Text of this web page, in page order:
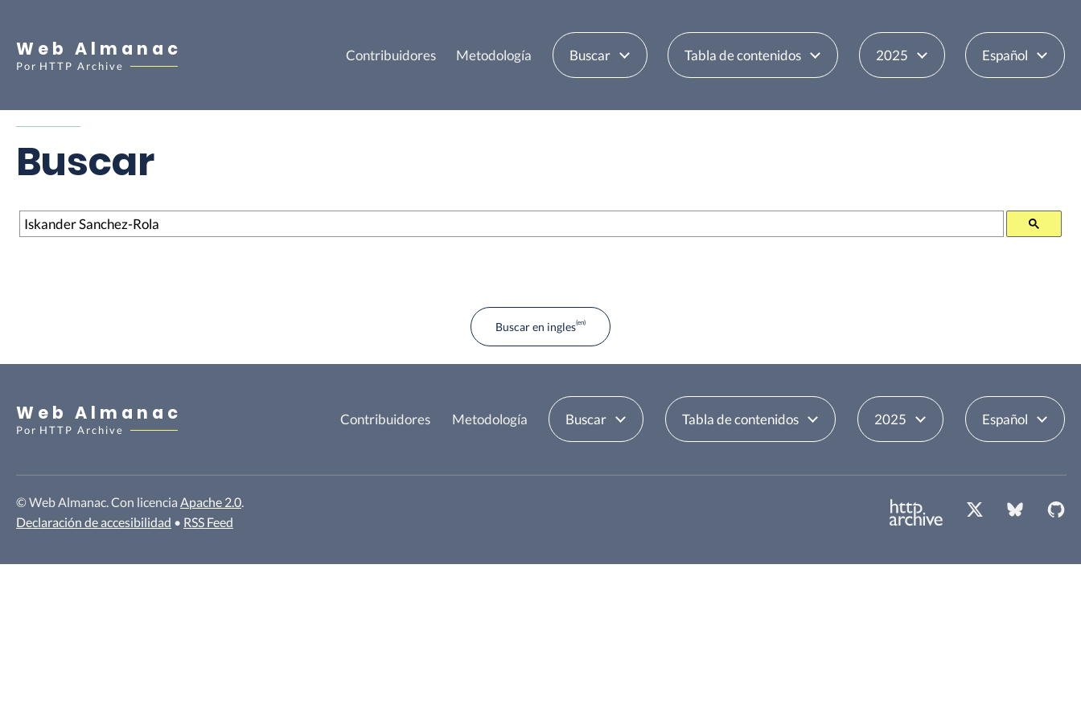
Web Almanac
Por HTTP Archive
Contribuidores Metodología Buscar Tabla de contenidos 2025 Español
Buscar
Buscar
Buscar en ingles
Web Almanac
Por HTTP Archive
Contribuidores Metodología Buscar Tabla de contenidos 2025 Español
© Web Almanac. Con licencia Apache 2.0.
Declaración de accesibilidad • RSS Feed